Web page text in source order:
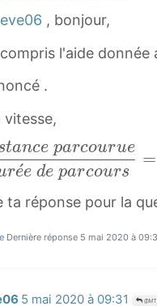
, bonjour,
l'aide
.
vitesse,
re
ˊe de parcours
tance parcourue
=
ta réponse pour la
Dernière réponse 5 mai 2020 à
5 mai 2020 à 09:31